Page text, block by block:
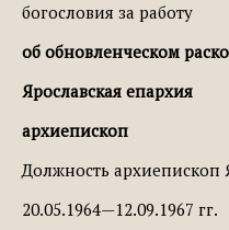
богословия за работу
об обновленческом
Ярославская епархия
архиепископ
Должность архиепископ
20.05.1964—12.09.1967 гг.